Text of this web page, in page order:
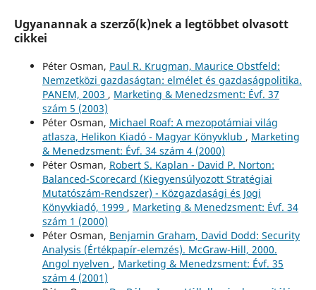
Ugyanannak a szerző(k)nek a legtöbbet olvasott
cikkei
Péter Osman, Paul R. Krugman, Maurice Obstfeld:
Nemzetközi gazdaságtan: elmélet és gazdaságpolitika.
PANEM, 2003 , Marketing & Menedzsment: Évf. 37
szám 5 (2003)
Péter Osman, Michael Roaf: A mezopotámiai világ
atlasza, Helikon Kiadó - Magyar Könyvklub , Marketing
& Menedzsment: Évf. 34 szám 4 (2000)
Péter Osman, Robert S. Kaplan - David P. Norton:
Balanced-Scorecard (Kiegyensúlyozott Stratégiai
Mutatószám-Rendszer) - Közgazdasági és Jogi
Könyvkiadó, 1999 , Marketing & Menedzsment: Évf. 34
szám 1 (2000)
Péter Osman, Benjamin Graham, David Dodd: Security
Analysis (Értékpapír-elemzés). McGraw-Hill, 2000.
Angol nyelven , Marketing & Menedzsment: Évf. 35
szám 4 (2001)